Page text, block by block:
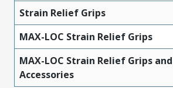
Strain Relief Grips
MAX-LOC Strain Relief Grips
MAX-LOC Strain Relief Grips and
Accessories